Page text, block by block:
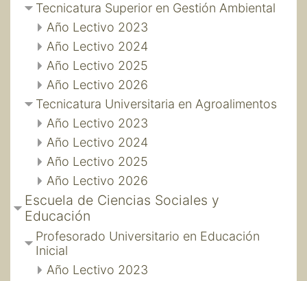
Tecnicatura Superior en Gestión Ambiental
Año Lectivo 2023
Año Lectivo 2024
Año Lectivo 2025
Año Lectivo 2026
Tecnicatura Universitaria en Agroalimentos
Año Lectivo 2023
Año Lectivo 2024
Año Lectivo 2025
Año Lectivo 2026
Escuela de Ciencias Sociales y
Educación
Profesorado Universitario en Educación
Inicial
Año Lectivo 2023